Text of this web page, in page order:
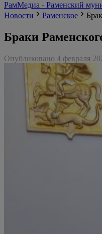
РамМедиа - Раменский
Новости
Раменское
Браки
Опубликовано 4 февраля